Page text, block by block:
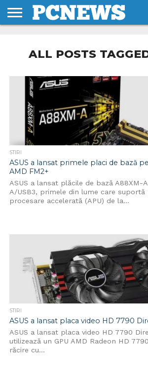
NOI
CONDITII
ALL POSTS
STIRI
ASUS a lansat primele placi de bază
AMD FM2+
ASUS a lansat plăcile de bază A88XM-
A/USB3, primele din lume care suportă
procesare accelerată (APU) de la...
STIRI
ASUS a lansat placa video HD 7790
ASUS a lansat placa video HD 7790
utilizează un GPU AMD Radeon HD
răcire cu...